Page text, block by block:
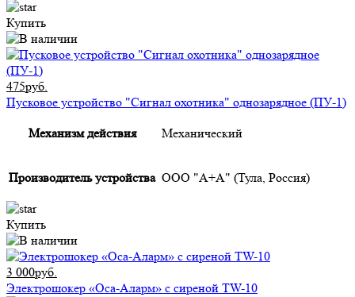
Купить
475руб.
Пусковое устройство "Сигнал охотника" однозарядное (ПУ-1)
Механизм действия Механический
Производитель устройства ООО "А+А" (Тула, Россия)
Купить
3 000руб.
Электрошокер «Оса-Аларм» с сиреной TW-10